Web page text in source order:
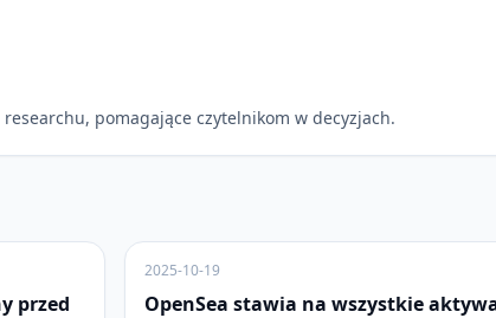
pomagające czytelnikom w decyzjach.
przed
2025-10-19
OpenSea stawia na wszystkie